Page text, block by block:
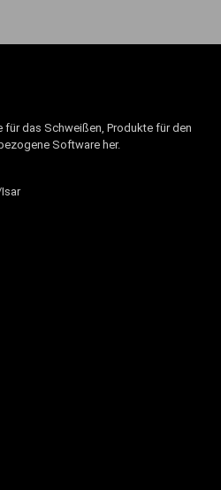
das Schweißen, Produkte für den
Software her.